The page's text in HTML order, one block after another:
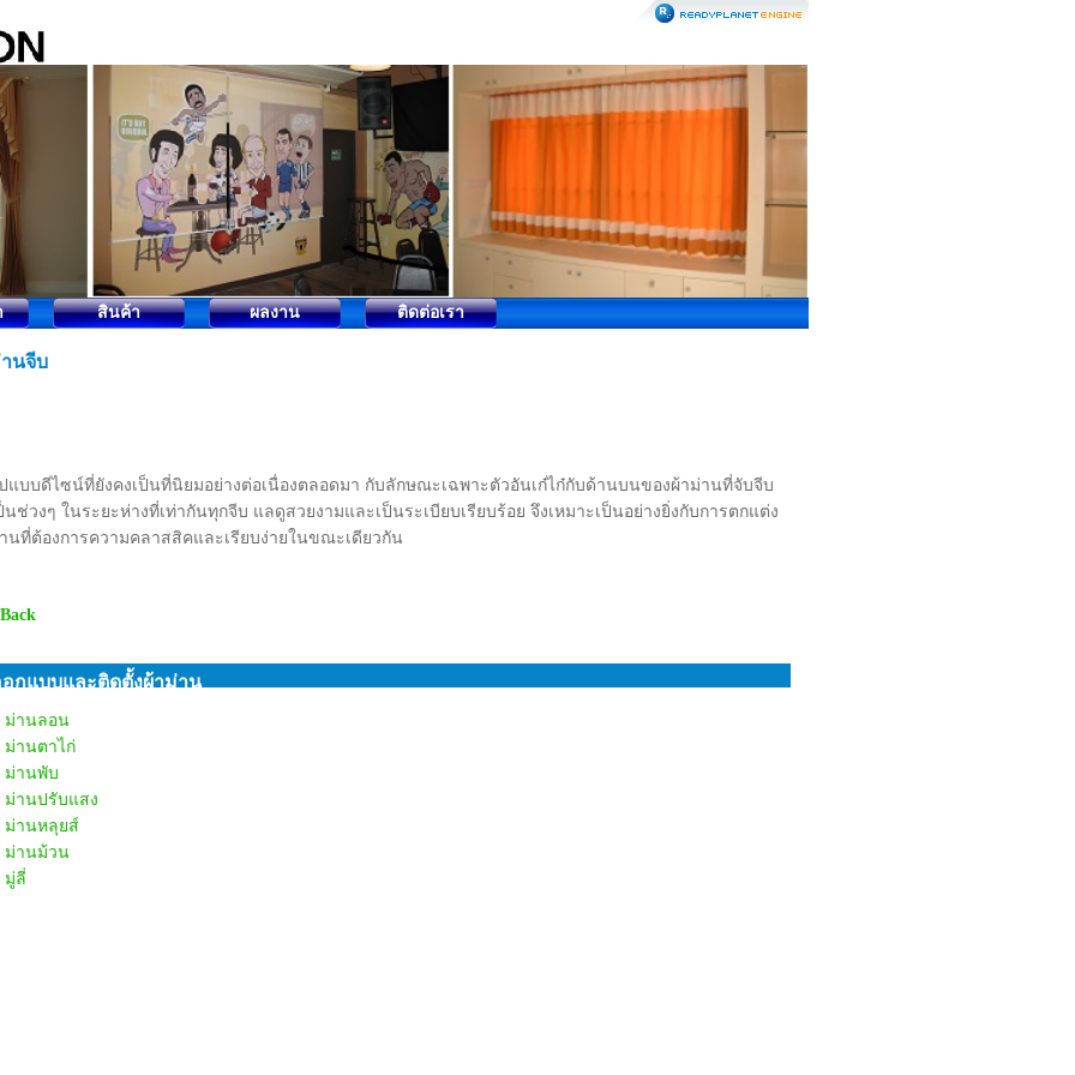
สินค้า ผลงาน ติดต่อเรา
นจีบ
แบบดีไซน์ที่ยังคงเป็นที่นิยมอย่างต่อเนื่องตลอดมา กับลักษณะเฉพาะตัวอันเก๋ไก๋กับด้านบนของผ้าม่านที่จับจีบ
นช่วงๆ ในระยะห่างที่เท่ากันทุกจีบ แลดูสวยงามและเป็นระเบียบเรียบร้อย จึงเหมาะเป็นอย่างยิ่งกับการตกแต่ง
นที่ต้องการความคลาสสิคและเรียบง่ายในขณะเดียวกัน
กแบบและติดตั้งผ้าม่าน
ม่านลอน
ม่านตาไก่
ม่านพับ
ม่านปรับแสง
ม่านหลุยส์
ม่านม้วน
มู่ลี่